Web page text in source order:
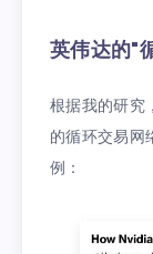
英伟达的"
根据我的研究
的循环交易网
例：